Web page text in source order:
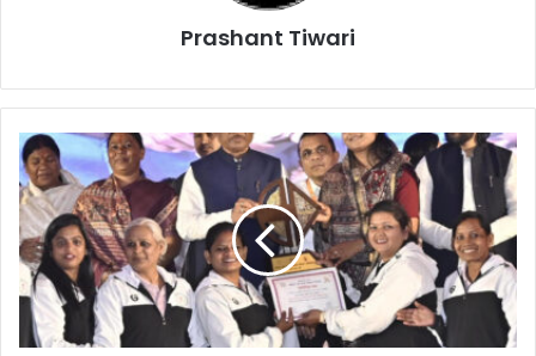
Prashant Tiwari
Cg
Current
News:
विशेष
लेख
:महतारियों
के
सशक्तिकरण
में